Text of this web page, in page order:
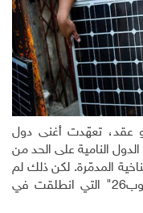
عقد، تعهّدت أغنى دول
الدول النامية على الحد من
المدمّرة. لكن ذلك لم
يتحقق، ما من شأنه أن يقوّض قمة "كوب26" التي انطلقت في